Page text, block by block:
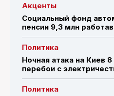
Акценты
Социальный фонд
пенсии 9,3 млн
Политика
Ночная атака на Киев
перебои с
Политика